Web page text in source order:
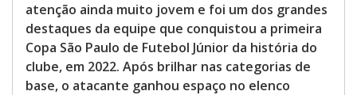
atenção ainda muito jovem e foi um dos grandes
destaques da equipe que conquistou a primeira
Copa São Paulo de Futebol Júnior da história do
clube, em 2022. Após brilhar nas categorias de
base, o atacante ganhou espaço no elenco